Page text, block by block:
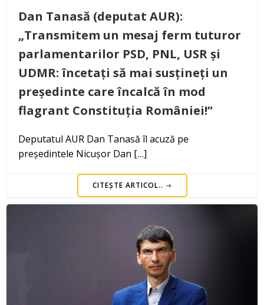
Dan Tanasă (deputat AUR):
„Transmitem un mesaj ferm tuturor
parlamentarilor PSD, PNL, USR și
UDMR: încetați să mai susțineți un
președinte care încalcă în mod
flagrant Constituția României!”
Deputatul AUR Dan Tanasă îl acuză pe
președintele Nicușor Dan […]
CITEȘTE ARTICOL..